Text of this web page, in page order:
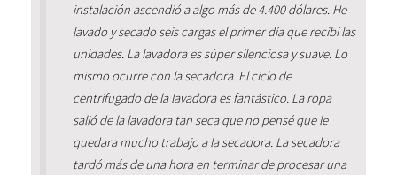
instalación ascendió a algo más de 4.400 dólares. He
lavado y secado seis cargas el primer día que recibí las
unidades. La lavadora es súper silenciosa y suave. Lo
mismo ocurre con la secadora. El ciclo de
centrifugado de la lavadora es fantástico. La ropa
salió de la lavadora tan seca que no pensé que le
quedara mucho trabajo a la secadora. La secadora
tardó más de una hora en terminar de procesar una